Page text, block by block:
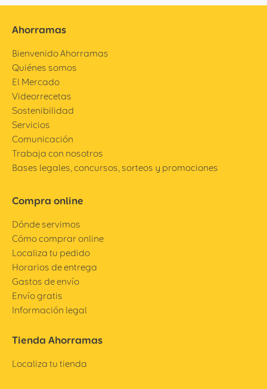
Ahorramas
Bienvenido Ahorramas
Quiénes somos
El Mercado
Videorrecetas
Sostenibilidad
Servicios
Comunicación
Trabaja con nosotros
Bases legales, concursos, sorteos y promociones
Compra online
Dónde servimos
Cómo comprar online
Localiza tu pedido
Horarios de entrega
Gastos de envío
Envío gratis
Información legal
Tienda Ahorramas
Localiza tu tienda